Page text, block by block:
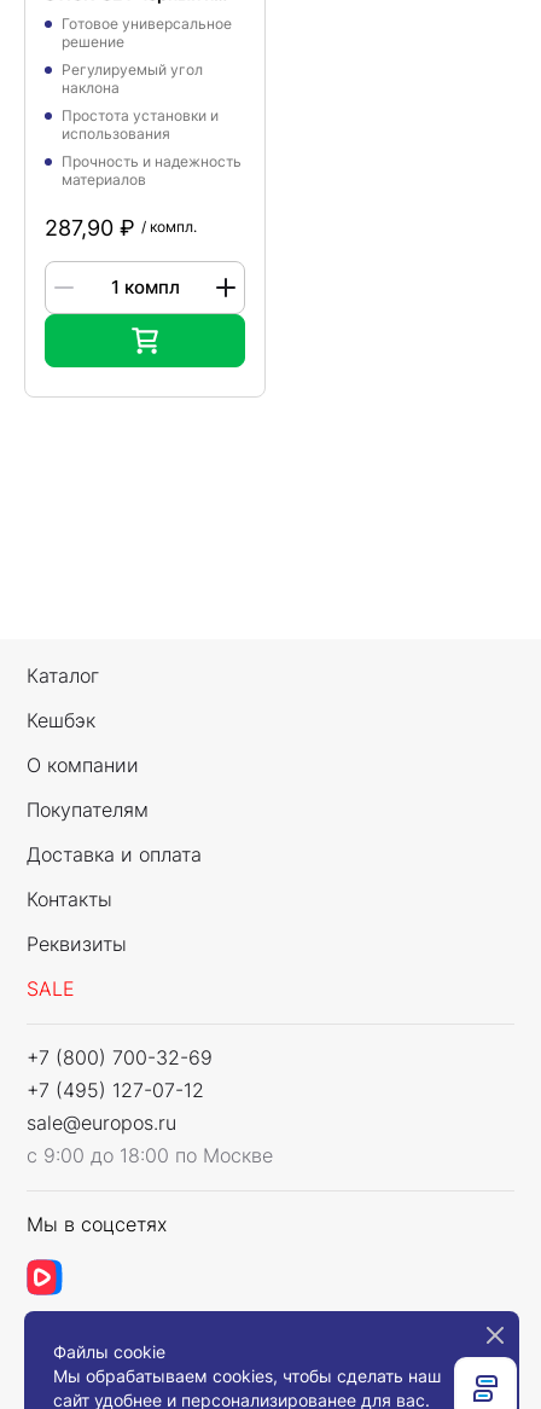
табличкой A8
Готовое универсальное
решение
Регулируемый угол
наклона
Простота установки и
использования
Прочность и надежность
материалов
287,90 ₽ / компл.
Каталог
Кешбэк
О компании
Покупателям
Доставка и оплата
Контакты
Реквизиты
SALE
+7 (800) 700-32-69
+7 (495) 127-07-12
sale@europos.ru
с 9:00 до 18:00 по Москве
Мы в соцсетях
Связаться с нами
Файлы cookie
Мы обрабатываем cookies, чтобы сделать наш
сайт удобнее и персонализированее для вас.